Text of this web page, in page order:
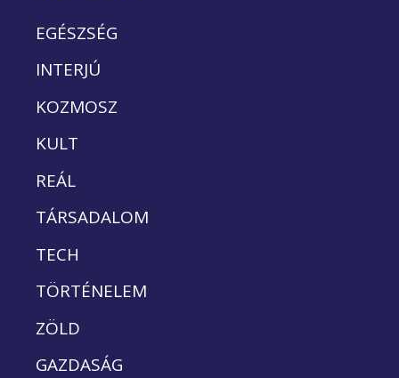
EGÉSZSÉG
INTERJÚ
KOZMOSZ
KULT
REÁL
TÁRSADALOM
TECH
TÖRTÉNELEM
ZÖLD
GAZDASÁG